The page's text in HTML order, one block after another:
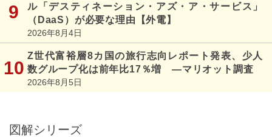
ル「デスティネーション・アズ・ア・サービス」
（DaaS）が必要な理由【外電】
2026年8月4日
Z世代富裕層8カ国の旅行志向レポート発表、少人
数グループ化は前年比17％増 ―マリオット調査
2026年8月5日
図解シリーズ